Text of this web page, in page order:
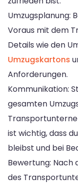
Umzugsplanung:
Voraus mit dem
Details wie den
Umzugskartons
Anforderungen.
Kommunikation:
gesamten
ist wichtig, dass
bleibst und bei
Bewertung: Nach
des